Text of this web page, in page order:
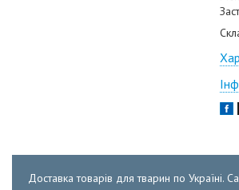
Доставка товарів для тварин по Україні.